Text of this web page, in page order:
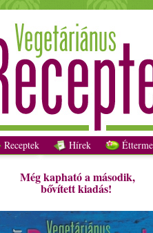
Receptek Hírek
Még kapható a második,
bővített kiadás!